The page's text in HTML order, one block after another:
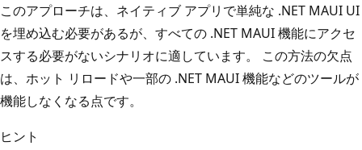
このアプローチは、ネイティブ アプリで単純な .NET MAUI UI
を埋め込む必要があるが、すべての .NET MAUI 機能にアクセ
スする必要がないシナリオに適しています。 この方法の欠点
は、ホット リロードや一部の .NET MAUI 機能などのツールが
機能しなくなる点です。
ヒント